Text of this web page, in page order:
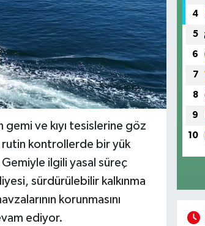
ve kıyı tesislerine göz
rutin kontrollerde bir yük
ilgili yasal süreç
sürdürülebilir kalkınma
korunmasını
ediyor.
4
5
6
7
8
9
10